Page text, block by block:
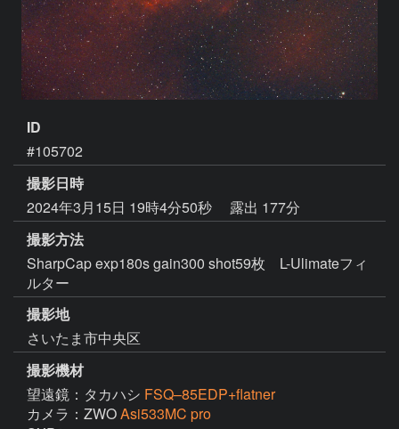
ID
#105702
撮影日時
2024年3月15日 19時4分50秒
露出 177分
撮影方法
SharpCap exp180s gain300 shot59枚 L-Ulimateフィ
ルター
撮影地
さいたま市中央区
撮影機材
望遠鏡：タカハシ FSQ–85EDP+flatner
カメラ：ZWOAsi533MC pro